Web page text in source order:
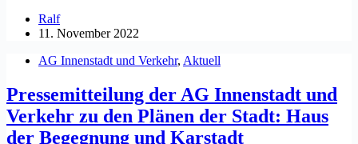
Ralf
11. November 2022
AG Innenstadt und Verkehr, Aktuell
Pressemitteilung der AG Innenstadt und
Verkehr zu den Plänen der Stadt: Haus
der Begegnung und Karstadt